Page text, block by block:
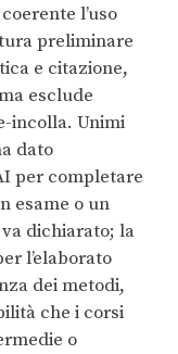
l’uso
preliminare
e citazione,
esclude
incolla. Unimi
dato
per completare
esame o un
dichiarato; la
l’elaborato
dei metodi,
che i corsi
o